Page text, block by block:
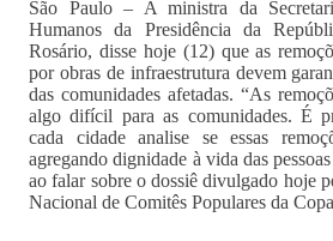
São Paulo – A ministra da
Humanos da Presidência da
Rosário, disse hoje (12) que as
por obras de infraestrutura devem
das comunidades afetadas. “As
algo difícil para as comunidades. É
cada cidade analise se essas
agregando dignidade à vida das
ao falar sobre o dossiê divulgado hoje
Nacional de Comitês Populares da